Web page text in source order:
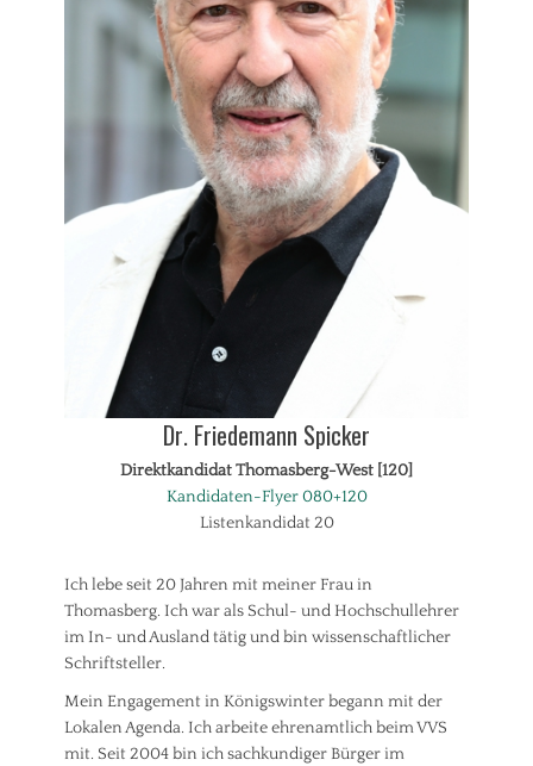
Dr. Friedemann Spicker
Direktkandidat Thomasberg-West [120]
Kandidaten-Flyer 080+120
Listenkandidat 20
Ich lebe seit 20 Jahren mit meiner Frau in
Thomasberg. Ich war als Schul- und Hochschullehrer
im In- und Ausland tätig und bin wissenschaftlicher
Schriftsteller.
Mein Engagement in Königswinter begann mit der
Lokalen Agenda. Ich arbeite ehrenamtlich beim VVS
mit. Seit 2004 bin ich sachkundiger Bürger im